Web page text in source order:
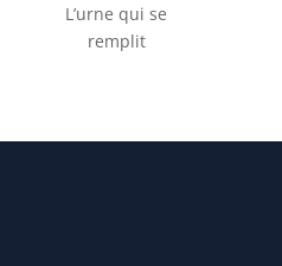
L’urne qui se
remplit